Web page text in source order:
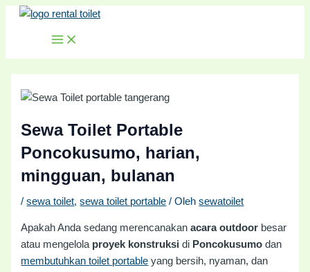
Lewati
MAIN
MENU
Sewa Toilet Portable
Poncokusumo, harian,
mingguan, bulanan
/sewa toilet,sewa toilet portable / Olehsewatoilet
Apakah Anda sedang merencanakanacara outdoor besar
atau mengelola proyek konstruksi di Poncokusumo dan
membutuhkan toilet portable yang bersih, nyaman, dan
Post